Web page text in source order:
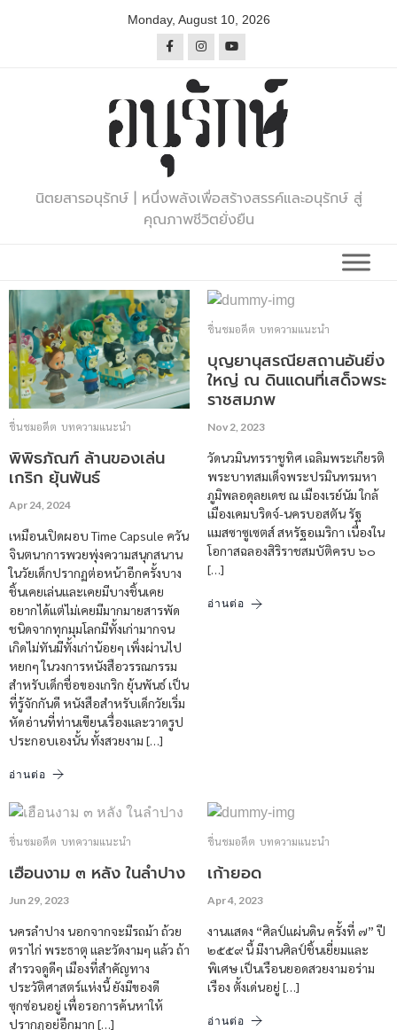
Monday, August 10, 2026
นิตยสารอนุรักษ์ | หนึ่งพลังเพื่อสร้างสรรค์และอนุรักษ์ สู่
คุณภาพชีวิตยั่งยืน
ชื่นชมอดีต บทความแนะนำ
พิพิธภัณฑ์ ล้านของเล่น
เกริก ยุ้นพันธ์
Apr 24, 2024
เหมือนเปิดผอบ Time Capsule ควัน
จินตนาการพวยพุ่งความสนุกสนาน
ในวัยเด็กปรากฏต่อหน้าอีกครั้งบาง
ชิ้นเคยเล่นและเคยมีบางชิ้นเคย
อยากได้แต่ไม่เคยมีมากมายสารพัด
ชนิดจากทุกมุมโลกมีทั้งเก่ามากจน
เกิดไม่ทันมีทั้งเก่าน้อยๆ เพิ่งผ่านไป
หยกๆ ในวงการหนังสือวรรณกรรม
สำหรับเด็กชื่อของเกริก ยุ้นพันธ์ เป็น
ที่รู้จักกันดี หนังสือสำหรับเด็กวัยเริ่ม
หัดอ่านที่ท่านเขียนเรื่องและวาดรูป
ประกอบเองนั้น ทั้งสวยงาม […]
อ่านต่อ
ชื่นชมอดีต บทความแนะนำ
บุญยานุสรณียสถานอันยิ่ง
ใหญ่ ณ ดินแดนที่เสด็จพระ
ราชสมภพ
Nov 2, 2023
วัดนวมินทรราชูทิศ เฉลิมพระเกียรติ
พระบาทสมเด็จพระปรมินทรมหา
ภูมิพลอดุลยเดช ณ เมืองเรย์นัม ใกล้
เมืองเคมบริดจ์-นครบอสตัน รัฐ
แมสซาซูเซตส์ สหรัฐอเมริกา เนื่องใน
โอกาสฉลองสิริราชสมบัติครบ ๖๐
[…]
อ่านต่อ
ชื่นชมอดีต บทความแนะนำ
เฮือนงาม ๓ หลัง ในลำปาง
Jun 29, 2023
นครลำปาง นอกจากจะมีรถม้า ถ้วย
ตราไก่ พระธาตุ และวัดงามๆ แล้ว ถ้า
สำรวจดูดีๆ เมืองที่สำคัญทาง
ประวัติศาสตร์แห่งนี้ ยังมีของดี
ซุกซ่อนอยู่ เพื่อรอการค้นหาให้
ปรากฏอยู่อีกมาก […]
ชื่นชมอดีต บทความแนะนำ
เก้ายอด
Apr 4, 2023
งานแสดง “ศิลป์แผ่นดิน ครั้งที่ ๗” ปี
๒๕๕๙ นี้ มีงานศิลป์ชิ้นเยี่ยมและ
พิเศษ เป็นเรือนยอดสวยงามอร่าม
เรือง ตั้งเด่นอยู่ […]
อ่านต่อ